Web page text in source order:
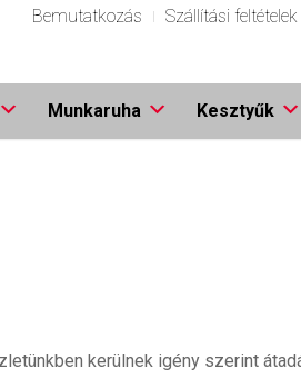
Bemutatkozás Szállítási feltételek
Munkaruha Kesztyűk
kerülnek igény szerint